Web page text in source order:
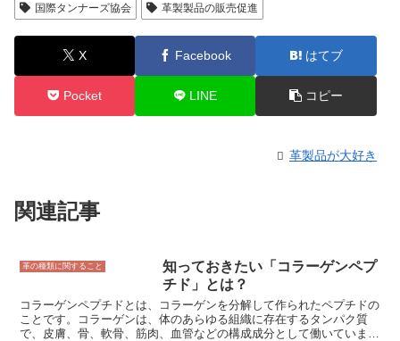
国際タンナーズ協会
革製製品の販売促進
X Facebook はてブ
Pocket LINE コピー
革製品が大好き
関連記事
革の種類に関すること
知っておきたい「コラーゲンペプ
チド」とは？
コラーゲンペプチドとは、コラーゲンを分解して作られたペプチドの
ことです。コラーゲンは、体のあらゆる組織に存在するタンパク質
で、皮膚、骨、軟骨、筋肉、血管などの構成成分として働いていま